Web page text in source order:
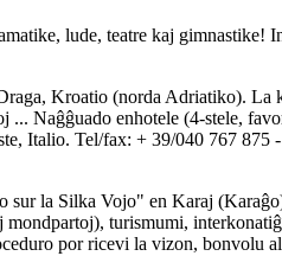
lude, teatre kaj
Kroatio (norda Adriatiko). La
Naĝĝuado enhotele (4-stele,
Italio. Tel/fax: + 39/040 767
sur la Silka Vojo" en Karaj
turismumi,
por ricevi la vizon, bonvolu